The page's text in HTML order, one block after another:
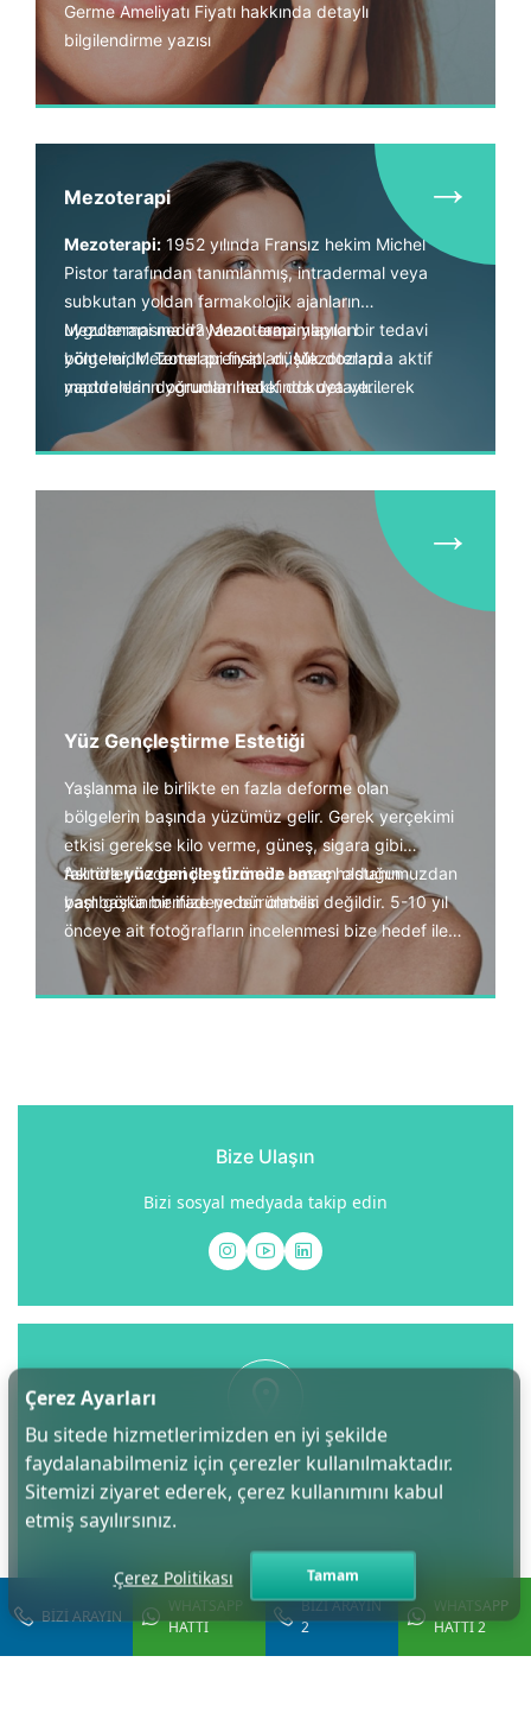
Germe Ameliyatı Fiyatı hakkında detaylı
bilgilendirme yazısı
→
Mezoterapi
Mezoterapi: 1952 yılında Fransız hekim Michel
Pistor tarafından tanımlanmış, intradermal veya
subkutan yoldan farmakolojik ajanların
uygulanmasına dayanan tamamlayıcı bir tedavi
yöntemidir. Temel prensip, düşük dozlarda aktif
maddelerin doğrudan hedef dokuya verilerek
sistemik yan etkilerin azaltılması ve lokal etkinin
artırılmasıdır.
Mezoterapi nedir? Mezoterapi yapılan
bölgeler, Mezoterapi fiyatları, Mezoterapi
yaptıranların yorumları hakkında detaylı
bilgilendirme yapıyoruz.
→
Yüz Gençleştirme Estetiği
Yaşlanma ile birlikte en fazla deforme olan
bölgelerin başında yüzümüz gelir. Gerek yerçekimi
etkisi gerekse kilo verme, güneş, sigara gibi
faktörler nedeni ile yüzümüz bazen olduğumuzdan
yaşlı görünmemize neden olabilir.
Aslındayüz gençleştirmede amaçhastanın
bambaşka bir ifadeye bürünmesi değildir. 5-10 yıl
önceye ait fotoğrafların incelenmesi bize hedef ile
ilgili oldukça yol gösterici olabilmektedir. Yüz ile ilgili
yaklaşımlarda hacim kaybı ve sarkma gibi 2
alma sürecinde ameliyatsız işlemlere yönelmelerine
Bize Ulaşın
Bizi sosyal medyada takip edin
Adres
Reşatbey, Gazipaşa Cad. Ulvi Özdemir Apartmanı Kat:1
BİZİ ARAYIN
WHATSAPP
HATTI
BİZİ ARAYIN
2
WHATSAPP
HATTI 2
Çerez Ayarları
Bu sitede hizmetlerimizden en iyi şekilde
faydalanabilmeniz için çerezler kullanılmaktadır.
Sitemizi ziyaret ederek, çerez kullanımını kabul
etmiş sayılırsınız.
Çerez Politikası Tamam